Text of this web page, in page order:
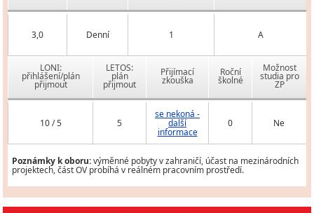
3,0 Denní 1 A
LONI:
přihlášení/plán
přijmout
LETOS:
plán
přijmout
Přijímací
zkouška
Roční
školné
Možnost
studia pro
ZP
10 / 5 5
se nekoná -
další
informace
0 Ne
Poznámky k oboru:výměnné pobyty v zahraničí, účast na mezinárodních
projektech, část OV probíhá v reálném pracovním prostředí.